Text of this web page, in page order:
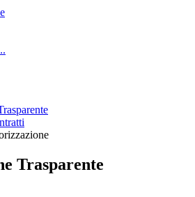
Trasparente